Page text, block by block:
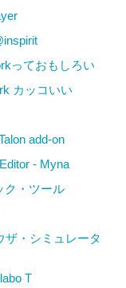
っておもしろい
カッコいい
add-on
- Myna
ク・ツール
ザ・シミュレータ
T